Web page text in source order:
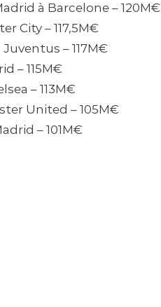
à Barcelone – 120M€
City – 117,5M€
– 117M€
– 115M€
– 113M€
United – 105M€
– 101M€